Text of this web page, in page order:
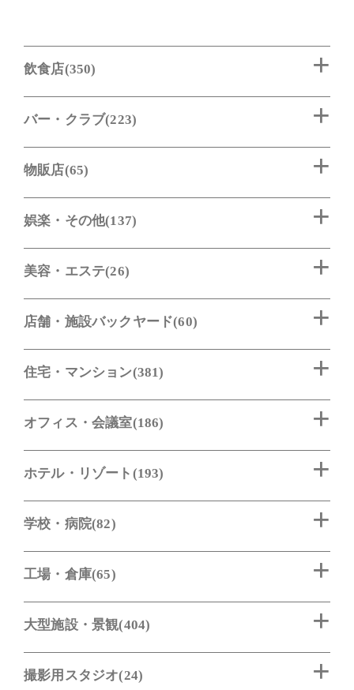
飲食店(350)
バー・クラブ(223)
物販店(65)
娯楽・その他(137)
美容・エステ(26)
店舗・施設バックヤード(60)
住宅・マンション(381)
オフィス・会議室(186)
ホテル・リゾート(193)
学校・病院(82)
工場・倉庫(65)
大型施設・景観(404)
撮影用スタジオ(24)